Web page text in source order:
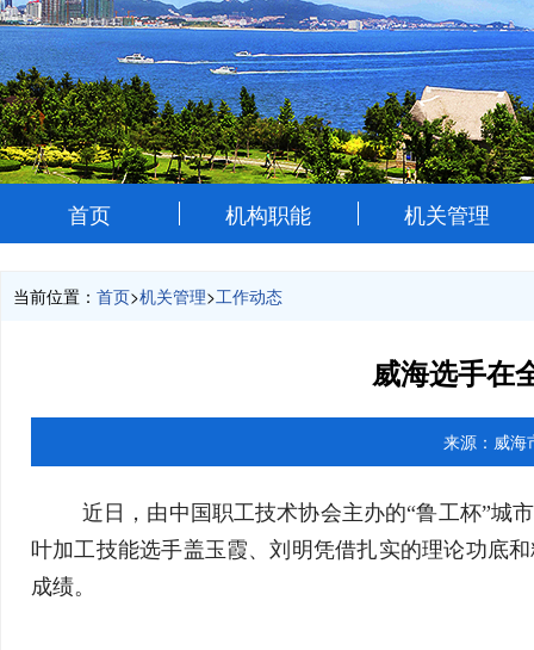
首页 机构职能 机关管理
当前位置： 首页>机关管理>工作动态
威海选手在
来源： 威海
近日，由中国职工技术协会主办的“鲁工杯”城
叶加工技能选手盖玉霞、刘明凭借扎实的理论功底
成绩。